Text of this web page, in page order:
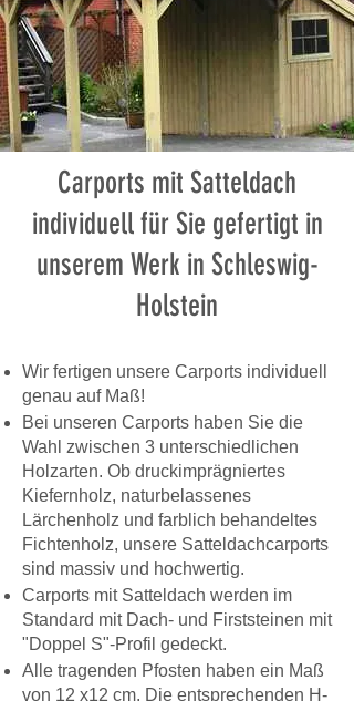
Carports mit Satteldach
individuell für Sie gefertigt in
unserem Werk in Schleswig-
Holstein
Wir fertigen unsere Carports individuell
genau auf Maß!
Bei unseren Carports haben Sie die
Wahl zwischen 3 unterschiedlichen
Holzarten. Ob druckimprägniertes
Kiefernholz, naturbelassenes
Lärchenholz und farblich behandeltes
Fichtenholz, unsere Satteldachcarports
sind massiv und hochwertig.
Carports mit Satteldach werden im
Standard mit Dach- und Firststeinen mit
"Doppel S"-Profil gedeckt.
Alle tragenden Pfosten haben ein Maß
von 12 x12 cm. Die entsprechenden H-